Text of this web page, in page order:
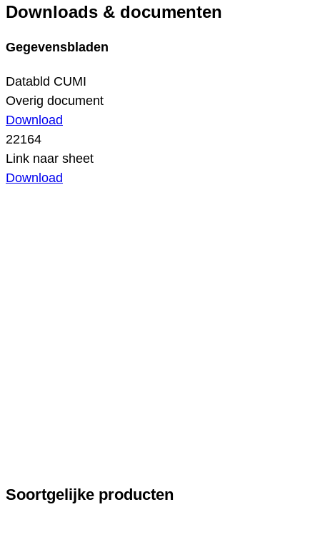
Downloads & documenten
Gegevensbladen
Databld CUMI
Overig document
Download
22164
Link naar sheet
Download
Soortgelijke producten